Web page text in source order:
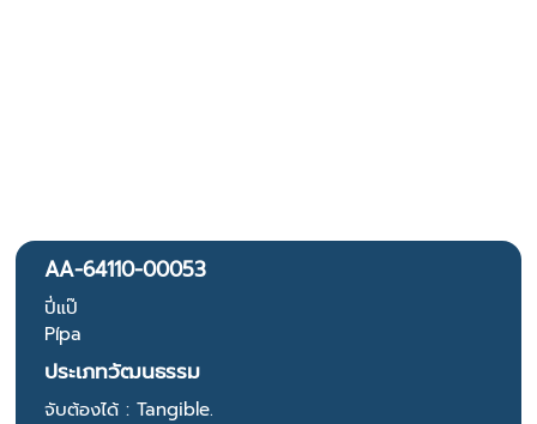
AA-64110-00053
ปี่แป๊
Pípa
ประเภทวัฒนธรรม
จับต้องได้ : Tangible.